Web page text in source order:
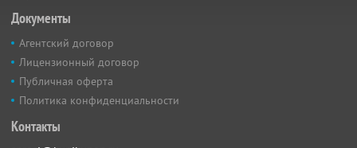
Документы
Агентский договор
Лицензионный договор
Публичная оферта
Политика конфиденциальности
Контакты